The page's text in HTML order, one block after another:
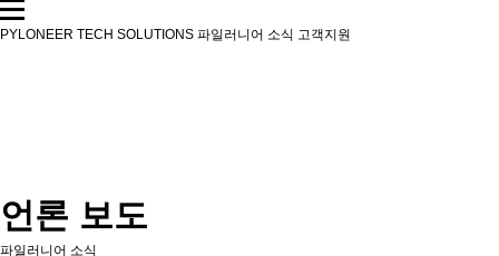
PYLONEER TECH SOLUTIONS 파일러니어 소식 고객지원
언론 보도
파일러니어 소식